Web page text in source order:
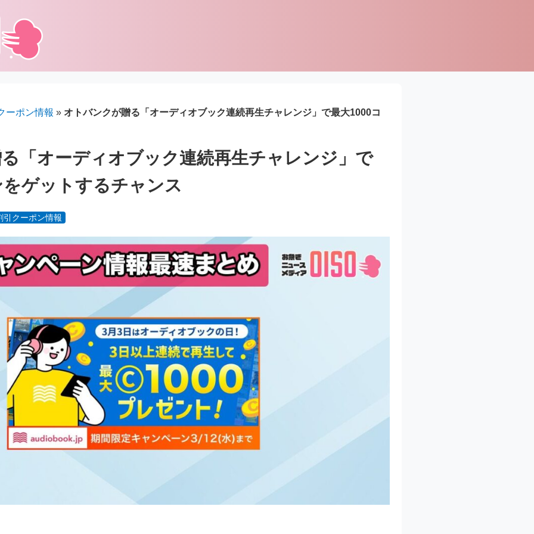
ーポン情報 » オトバンクが贈る「オーディオブック連続再生チャレンジ」で最大1000コ
「オーディオブック連続再生チャレンジ」で
ゲットするチャンス
引クーポン情報